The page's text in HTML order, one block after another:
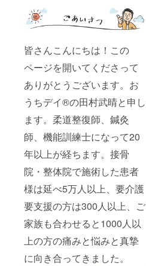
皆さんこんにちは！この
ページを開いてくださって
ありがとうございます。お
うちデイ®️の田村武晴と申し
ます。柔道整復師、鍼灸
師、機能訓練士になって20
年以上が経ちます。接骨
院・整体院で施術した患者
様は延べ5万人以上、要介護
要支援の方は300人以上、ご
家族も合わせると1000人以
上の方の痛みと悩みと真摯
に向き合ってきました。